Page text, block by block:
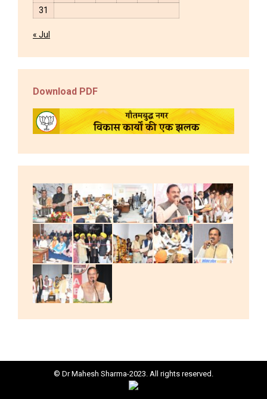
31
« Jul
Download PDF
© Dr Mahesh Sharma-2023. All rights reserved.